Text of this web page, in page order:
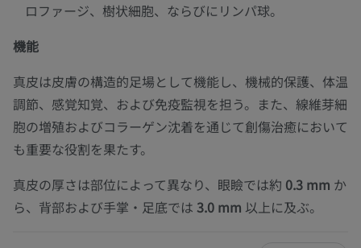
ロファージ、樹状細胞、ならびにリンパ球。
機能
真皮は皮膚の構造的足場として機能し、機械的保護、体温
調節、感覚知覚、および免疫監視を担う。また、線維芽細
胞の増殖およびコラーゲン沈着を通じて創傷治癒において
も重要な役割を果たす。
真皮の厚さは部位によって異なり、眼瞼では約 0.3 mm か
ら、背部および手掌・足底では 3.0 mm 以上に及ぶ。